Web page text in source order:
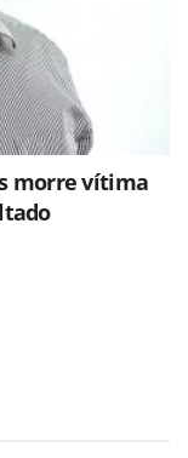
morre vítima